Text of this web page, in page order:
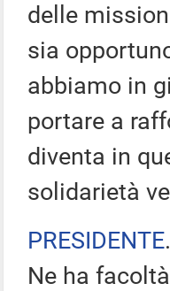
delle
sia
abbiamo in
portare a
diventa in
solidarietà
PRESIDENTE
Ne ha